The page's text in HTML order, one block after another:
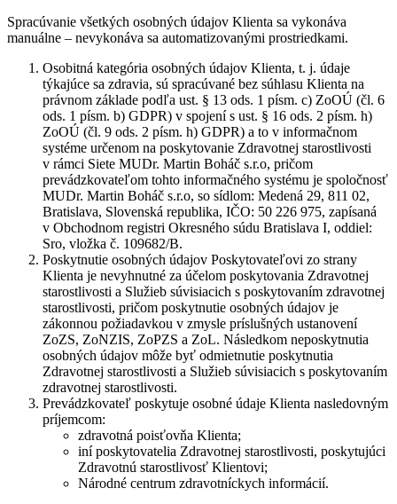
Spracúvanie všetkých osobných údajov Klienta sa vykonáva
manuálne – nevykonáva sa automatizovanými prostriedkami.
Osobitná kategória osobných údajov Klienta, t. j. údaje
týkajúce sa zdravia, sú spracúvané bez súhlasu Klienta na
právnom základe podľa ust. § 13 ods. 1 písm. c) ZoOÚ (čl. 6
ods. 1 písm. b) GDPR) v spojení s ust. § 16 ods. 2 písm. h)
ZoOÚ (čl. 9 ods. 2 písm. h) GDPR) a to v informačnom
systéme určenom na poskytovanie Zdravotnej starostlivosti
v rámci Siete MUDr. Martin Boháč s.r.o, pričom
prevádzkovateľom tohto informačného systému je spoločnosť
MUDr. Martin Boháč s.r.o, so sídlom: Medená 29, 811 02,
Bratislava, Slovenská republika, IČO: 50 226 975, zapísaná
v Obchodnom registri Okresného súdu Bratislava I, oddiel:
Sro, vložka č. 109682/B.
Poskytnutie osobných údajov Poskytovateľovi zo strany
Klienta je nevyhnutné za účelom poskytovania Zdravotnej
starostlivosti a Služieb súvisiacich s poskytovaním zdravotnej
starostlivosti, pričom poskytnutie osobných údajov je
zákonnou požiadavkou v zmysle príslušných ustanovení
ZoZS, ZoNZIS, ZoPZS a ZoL. Následkom neposkytnutia
osobných údajov môže byť odmietnutie poskytnutia
Zdravotnej starostlivosti a Služieb súvisiacich s poskytovaním
zdravotnej starostlivosti.
Prevádzkovateľ poskytuje osobné údaje Klienta nasledovným
príjemcom:
zdravotná poisťovňa Klienta;
iní poskytovatelia Zdravotnej starostlivosti, poskytujúci
Zdravotnú starostlivosť Klientovi;
Národné centrum zdravotníckych informácií.